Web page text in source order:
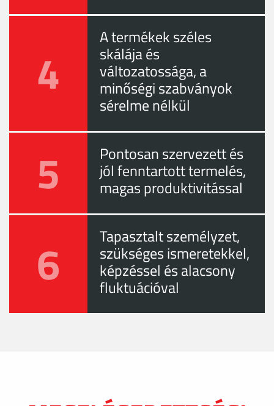
4
A termékek széles
skálája és
változatossága, a
minőségi szabványok
sérelme nélkül
5 Pontosan szervezett és
jól fenntartott termelés,
magas produktivitással
6 Tapasztalt személyzet,
szükséges ismeretekkel,
képzéssel és alacsony
fluktuációval